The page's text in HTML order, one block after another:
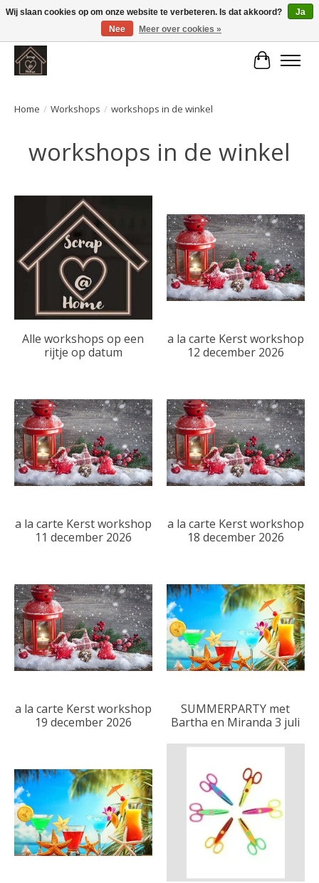
Large selection of products and fast shipping!
Home / Workshops / workshops in de winkel
workshops in de winkel
Alle workshops op een
rijtje op datum
a la carte Kerst workshop
12 december 2026
a la carte Kerst workshop
11 december 2026
a la carte Kerst workshop
18 december 2026
a la carte Kerst workshop
19 december 2026
SUMMERPARTY met
Bartha en Miranda 3 juli
Wij slaan cookies op om onze website te verbeteren. Is dat akkoord?
Ja
Nee
Meer over cookies »